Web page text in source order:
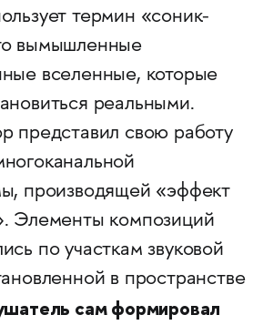
термин «соник-
вымышленные
вселенные, которые
реальными.
представил свою работу
производящей «эффект
Элементы композиций
по участкам звуковой
в пространстве
сам формировал